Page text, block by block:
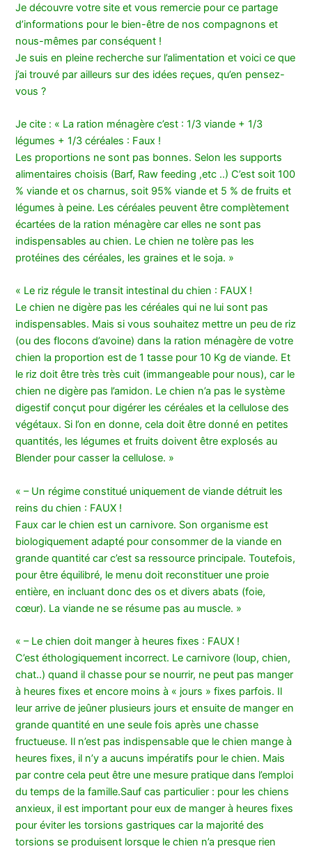
Je découvre votre site et vous remercie pour ce partage
d’informations pour le bien-être de nos compagnons et
nous-mêmes par conséquent !
Je suis en pleine recherche sur l’alimentation et voici ce que
j’ai trouvé par ailleurs sur des idées reçues, qu’en pensez-
vous ?
Je cite : « La ration ménagère c’est : 1/3 viande + 1/3
légumes + 1/3 céréales : Faux !
Les proportions ne sont pas bonnes. Selon les supports
alimentaires choisis (Barf, Raw feeding ,etc ..) C’est soit 100
% viande et os charnus, soit 95% viande et 5 % de fruits et
légumes à peine. Les céréales peuvent être complètement
écartées de la ration ménagère car elles ne sont pas
indispensables au chien. Le chien ne tolère pas les
protéines des céréales, les graines et le soja. »
« Le riz régule le transit intestinal du chien : FAUX !
Le chien ne digère pas les céréales qui ne lui sont pas
indispensables. Mais si vous souhaitez mettre un peu de riz
(ou des flocons d’avoine) dans la ration ménagère de votre
chien la proportion est de 1 tasse pour 10 Kg de viande. Et
le riz doit être très très cuit (immangeable pour nous), car le
chien ne digère pas l’amidon. Le chien n’a pas le système
digestif conçut pour digérer les céréales et la cellulose des
végétaux. Si l’on en donne, cela doit être donné en petites
quantités, les légumes et fruits doivent être explosés au
Blender pour casser la cellulose. »
« – Un régime constitué uniquement de viande détruit les
reins du chien : FAUX !
Faux car le chien est un carnivore. Son organisme est
biologiquement adapté pour consommer de la viande en
grande quantité car c’est sa ressource principale. Toutefois,
pour être équilibré, le menu doit reconstituer une proie
entière, en incluant donc des os et divers abats (foie,
cœur). La viande ne se résume pas au muscle. »
« – Le chien doit manger à heures fixes : FAUX !
C’est éthologiquement incorrect. Le carnivore (loup, chien,
chat..) quand il chasse pour se nourrir, ne peut pas manger
à heures fixes et encore moins à « jours » fixes parfois. Il
leur arrive de jeûner plusieurs jours et ensuite de manger en
grande quantité en une seule fois après une chasse
fructueuse. Il n’est pas indispensable que le chien mange à
heures fixes, il n’y a aucuns impératifs pour le chien. Mais
par contre cela peut être une mesure pratique dans l’emploi
du temps de la famille.Sauf cas particulier : pour les chiens
anxieux, il est important pour eux de manger à heures fixes
pour éviter les torsions gastriques car la majorité des
torsions se produisent lorsque le chien n’a presque rien